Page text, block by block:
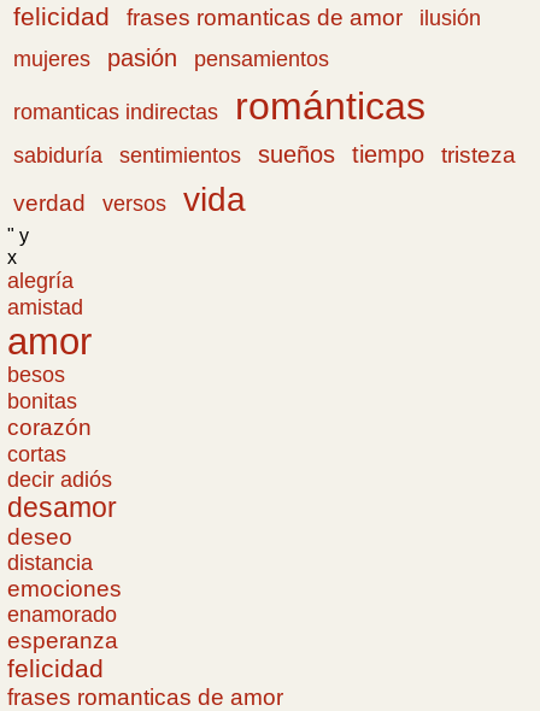
felicidad frases romanticas de amor
ilusión
mujeres
pasión pensamientos
romanticas indirectas románticas
sabiduría sentimientos sueños tiempo
tristeza
verdad
versos vida
" y
x
alegría
amistad
amor
besos
bonitas
corazón
cortas
decir adiós
desamor
deseo
distancia
emociones
enamorado
esperanza
felicidad
frases romanticas de amor